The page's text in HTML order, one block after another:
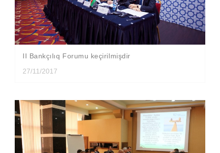
II Bankçılıq Forumu keçirilmişdir
27/11/2017